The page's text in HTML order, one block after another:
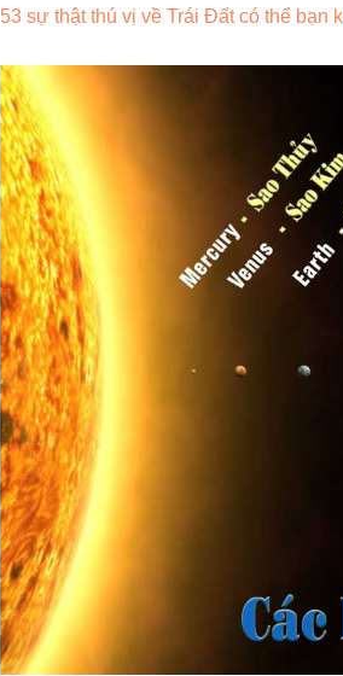
53 sự thật thú vị về Trái Đất có thể bạn